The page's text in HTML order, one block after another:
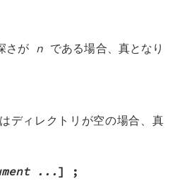
さが n である場合、真となり
ディレクトリが空の場合、真
...]
;